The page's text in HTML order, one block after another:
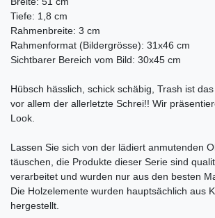
Tiefe: 1,8 cm
Rahmenbreite: 3 cm
Rahmenformat (Bildergrösse): 31x46 cm
Sichtbarer Bereich vom Bild: 30x45 cm
Hübsch hässlich, schick schäbig, Trash ist
vor allem der allerletzte Schrei!! Wir
Look.
Lassen Sie sich von der lädiert anmutenden
täuschen, die Produkte dieser Serie sind
verarbeitet und wurden nur aus den besten
Die Holzelemente wurden hauptsächlich aus
hergestellt.